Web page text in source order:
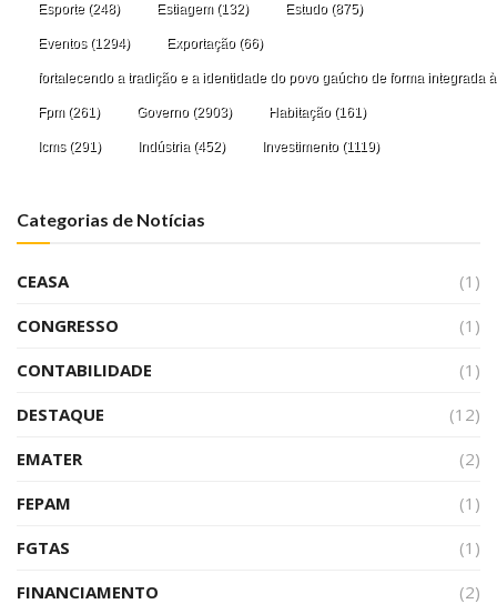
Esporte (248) Estiagem(132) Estudo(875)
Eventos(1294) Exportação(66)
fortalecendo a tradição e a identidade do povo gaúcho de forma
Fpm(261) Governo(2903) Habitação(161)
Icms(291) Indústria (452) Investimento(1119)
Categorias de Notícias
CEASA
(1)
CONGRESSO
(1)
CONTABILIDADE
(1)
DESTAQUE
(12)
EMATER
(2)
FEPAM
(1)
FGTAS
(1)
FINANCIAMENTO
(2)